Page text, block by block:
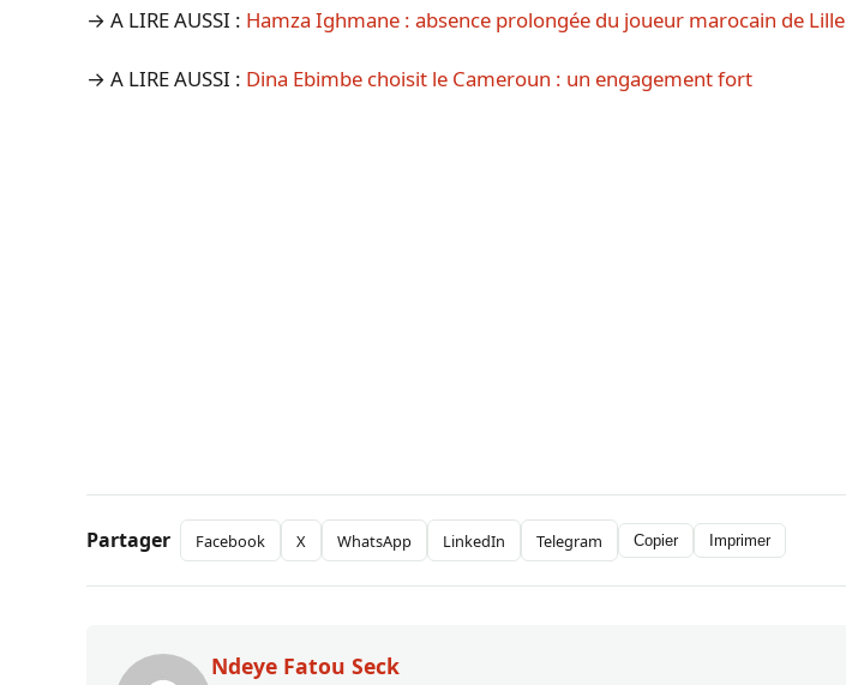
→ A LIRE AUSSI : Hamza Ighmane : absence prolongée du joueur marocain de Lille
→ A LIRE AUSSI : Dina Ebimbe choisit le Cameroun : un engagement fort
Partager Facebook X WhatsApp LinkedIn Telegram Copier Imprimer
Ndeye Fatou Seck